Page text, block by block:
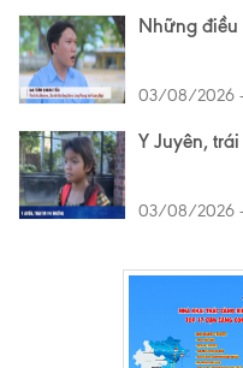
Những điều
03/08/2026 -
Y Juyên,
03/08/2026 -